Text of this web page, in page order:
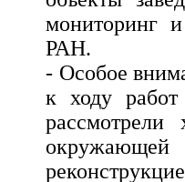
мониторинг
РАН.
- Особое
к ходу
окружающей